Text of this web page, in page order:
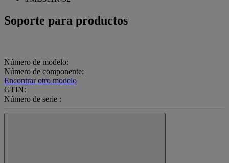
Soporte para productos
Número de modelo:
Número de componente:
Encontrar otro modelo
GTIN:
Número de serie :